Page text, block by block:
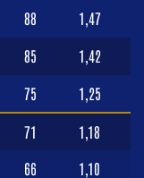
88 1,47
85 1,42
75 1,25
71 1,18
66 1,10